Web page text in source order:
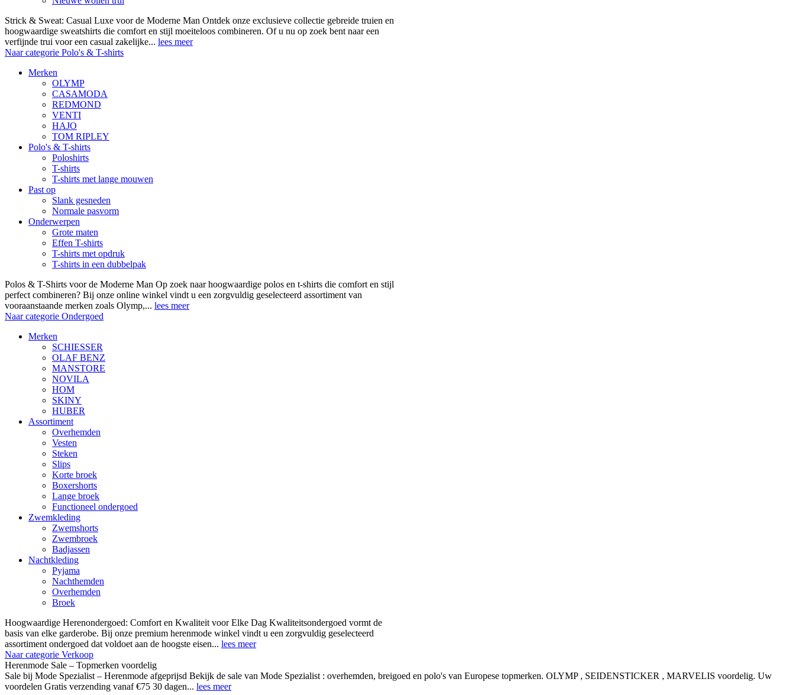
Strick & Sweat: Casual Luxe voor de Moderne Man Ontdek onze exclusieve collectie gebreide truien en
hoogwaardige sweatshirts die comfort en stijl moeiteloos combineren. Of u nu op zoek bent naar een
verfijnde trui voor een casual zakelijke... lees meer
Naar categorie Polo's & T-shirts
Merken
OLYMP
CASAMODA
REDMOND
VENTI
HAJO
TOM RIPLEY
Polo's & T-shirts
Poloshirts
T-shirts
T-shirts met lange mouwen
Past op
Slank gesneden
Normale pasvorm
Onderwerpen
Grote maten
Effen T-shirts
T-shirts met opdruk
T-shirts in een dubbelpak
Polos & T-Shirts voor de Moderne Man Op zoek naar hoogwaardige polos en t-shirts die comfort en stijl
perfect combineren? Bij onze online winkel vindt u een zorgvuldig geselecteerd assortiment van
vooraanstaande merken zoals Olymp,... lees meer
Naar categorie Ondergoed
Merken
SCHIESSER
OLAF BENZ
MANSTORE
NOVILA
HOM
SKINY
HUBER
Assortiment
Overhemden
Vesten
Steken
Slips
Korte broek
Boxershorts
Lange broek
Functioneel ondergoed
Zwemkleding
Zwemshorts
Zwembroek
Badjassen
Nachtkleding
Pyjama
Nachthemden
Overhemden
Broek
Hoogwaardige Herenondergoed: Comfort en Kwaliteit voor Elke Dag Kwaliteitsondergoed vormt de
basis van elke garderobe. Bij onze premium herenmode winkel vindt u een zorgvuldig geselecteerd
assortiment ondergoed dat voldoet aan de hoogste eisen... lees meer
Naar categorie Verkoop
Herenmode Sale – Topmerken voordelig
Sale bij Mode Spezialist – Herenmode afgeprijsd Bekijk de sale van Mode Spezialist : overhemden, breigoed en polo's van Europese topmerken. OLYMP , SEIDENSTICKER , MARVELIS voordelig. Uw
voordelen Gratis verzending vanaf €75 30 dagen... lees meer